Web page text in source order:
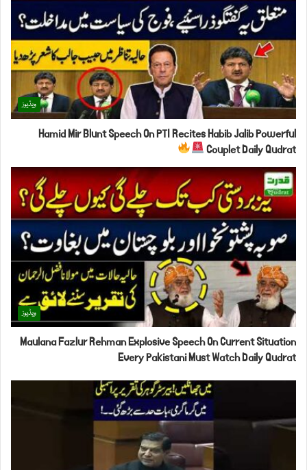
ویڈیوز
Hamid Mir Blunt Speech On PTI Recites Habib Jalib Powerful
Couplet Daily Qudrat
ویڈیوز
Maulana Fazlur Rehman Explosive Speech On Current Situation
Every Pakistani Must Watch Daily Qudrat